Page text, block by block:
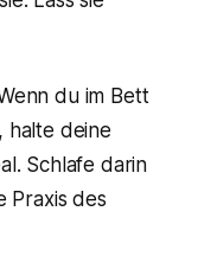
du im Bett
halte deine
Schlafe darin
Praxis des